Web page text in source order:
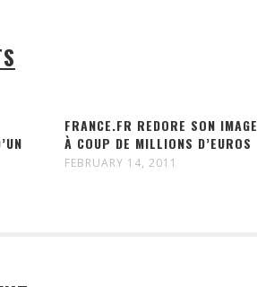
FRANCE.FR REDORE SON IMAGE
À COUP DE MILLIONS D’EUROS
FEBRUARY 14, 2011